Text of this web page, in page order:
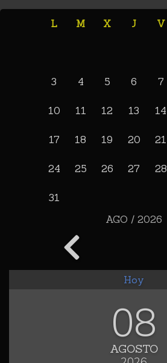
L M X J V
3 4 5 6 7
10 11 12 13 14
17 18 19 20 21
24 25 26 27 28
31
AGO / 2026
Hoy
08
AGOSTO